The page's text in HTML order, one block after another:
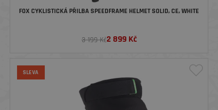
FOX CYKLISTICKÁ PŘILBA SPEEDFRAME HELMET SOLID, CE, WHITE
3 199 Kč2 899Kč
SLEVA